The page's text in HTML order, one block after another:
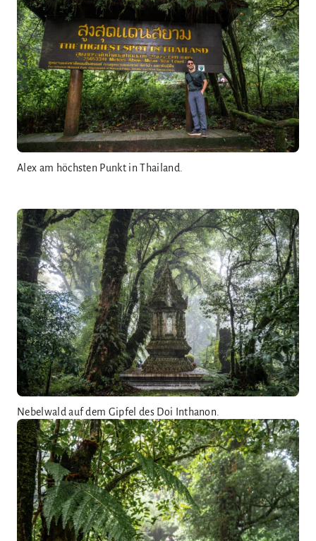
Alex am höchsten Punkt in Thailand.
Nebelwald auf dem Gipfel des Doi Inthanon.